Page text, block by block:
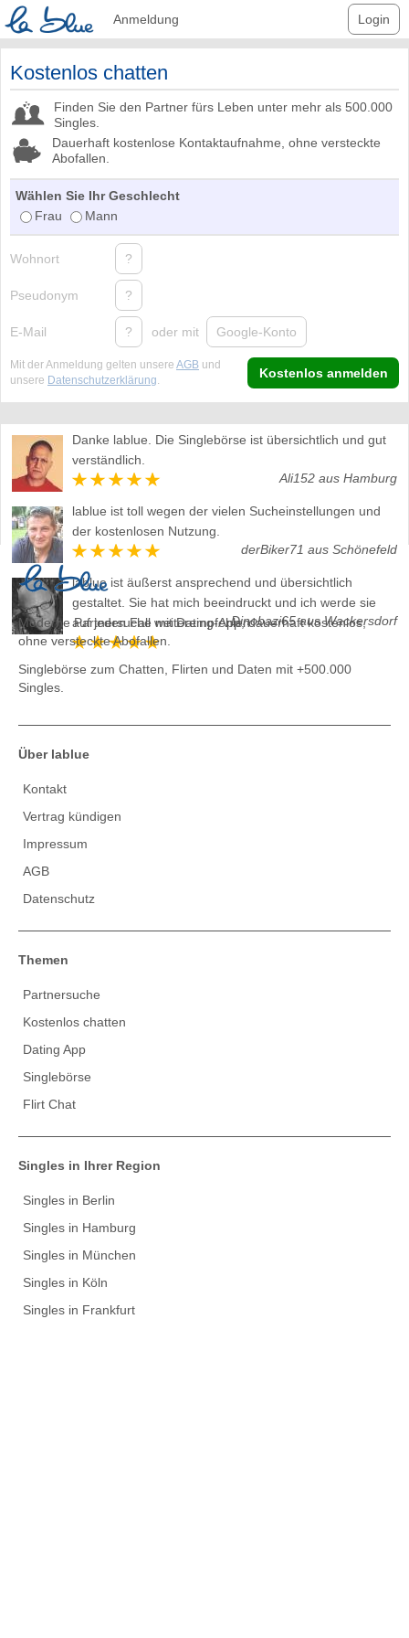
Anmeldung Login
Kostenlos chatten
Finden Sie den Partner fürs Leben unter mehr als 500.000
Singles.
Dauerhaft kostenlose Kontaktaufnahme, ohne versteckte
Abofallen.
Wählen Sie Ihr Geschlecht
Frau
Mann
Wohnort ?
Pseudonym ?
E-Mail ? oder mit Google-Konto
Mit der Anmeldung gelten unsere AGB und
unsere Datenschutzerklärung. Kostenlos anmelden
Danke lablue. Die Singlebörse ist übersichtlich und gut
verständlich.
Ali152 aus Hamburg
lablue ist toll wegen der vielen Sucheinstellungen und
der kostenlosen Nutzung.
derBiker71 aus Schönefeld
lablue ist äußerst ansprechend und übersichtlich
gestaltet. Sie hat mich beeindruckt und ich werde sie
auf jeden Fall weiterempfehlen.Dinobazi65 aus Wackersdorf
Moderne Partnersuche mit Dating-App, dauerhaft kostenlos,
ohne versteckte Abofallen.
Singlebörse zum Chatten, Flirten und Daten mit +500.000
Singles.
Über lablue
Kontakt
Vertrag kündigen
Impressum
AGB
Datenschutz
Themen
Partnersuche
Kostenlos chatten
Dating App
Singlebörse
Flirt Chat
Singles in Ihrer Region
Singles in Berlin
Singles in Hamburg
Singles in München
Singles in Köln
Singles in Frankfurt